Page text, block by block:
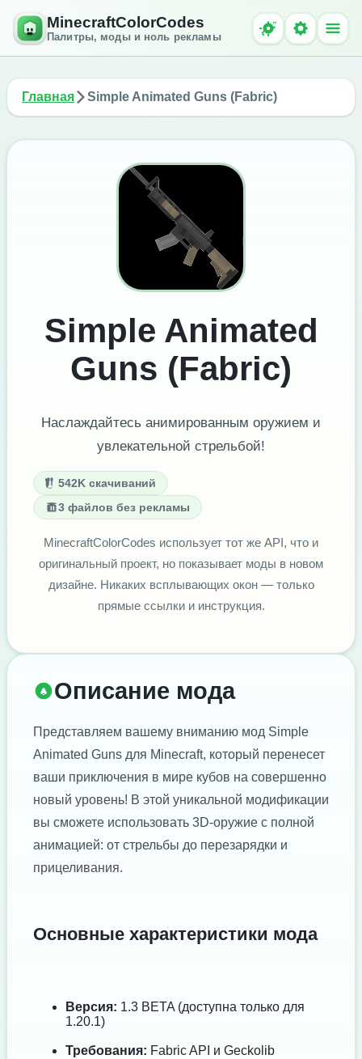
MinecraftColorCodes
Палитры, моды и ноль рекламы
Главная Simple Animated Guns (Fabric)
Simple Animated
Guns (Fabric)
Наслаждайтесь анимированным оружием и
увлекательной стрельбой!
542K скачиваний
3 файлов без рекламы
MinecraftColorCodes использует тот же API, что и
оригинальный проект, но показывает моды в новом
дизайне. Никаких всплывающих окон — только
прямые ссылки и инструкция.
Описание мода
Представляем вашему вниманию мод Simple
Animated Guns для Minecraft, который перенесет
ваши приключения в мире кубов на совершенно
новый уровень! В этой уникальной модификации
вы сможете использовать 3D-оружие с полной
анимацией: от стрельбы до перезарядки и
прицеливания.
Основные характеристики мода
Версия: 1.3 BETA (доступна только для
1.20.1)
Требования: Fabric API и Geckolib